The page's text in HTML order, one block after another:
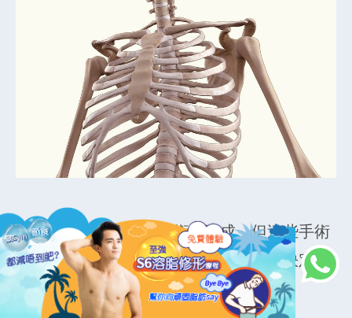
螞蟻腰的確可以通過手術來達成，但這些手術
恢復期長並伴隨一定的風險，因此我們決定做
手術前必須慎重考慮。